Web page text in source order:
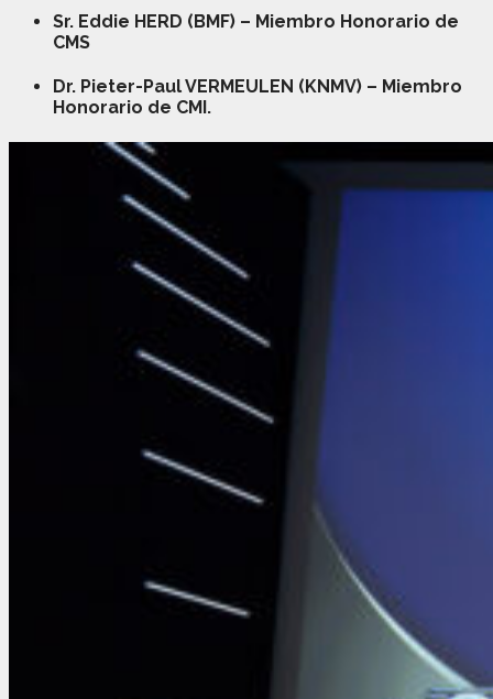
Sr. Eddie HERD (BMF) – Miembro Honorario de
CMS
Dr. Pieter-Paul VERMEULEN (KNMV) – Miembro
Honorario de CMI.